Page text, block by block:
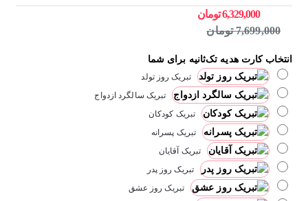
6,329,000 تومان
7,699,000 تومان
انتخاب کارت هدیه تک‌ثانیه برای شما
تبریک روز تولد
تبریک سالگرد ازدواج
تبریک کودکان
تبریک پسرانه
تبریک آقایان
تبریک روز پدر
تبریک روز عشق